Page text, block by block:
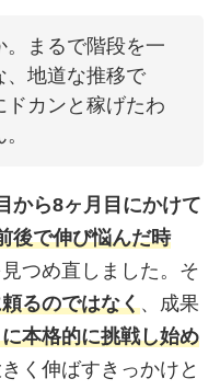
。まるで階段を一
、地道な推移で
カンと稼げたわ
から8ヶ月目にかけて
後で伸び悩んだ時
つめ直しました。そ
るのではなく、成果
本格的に挑戦し始め
く伸ばすきっかけと